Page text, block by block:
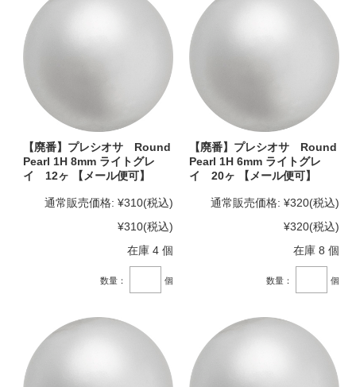
【廃番】プレシオサ Round
Pearl 1H 8mm ライトグレ
イ 12ヶ 【メール便可】
通常販売価格: ¥310(税込)
¥310(税込)
在庫 4 個
数量： 個
【廃番】プレシオサ Round
Pearl 1H 6mm ライトグレ
イ 20ヶ 【メール便可】
通常販売価格: ¥320(税込)
¥320(税込)
在庫 8 個
数量： 個